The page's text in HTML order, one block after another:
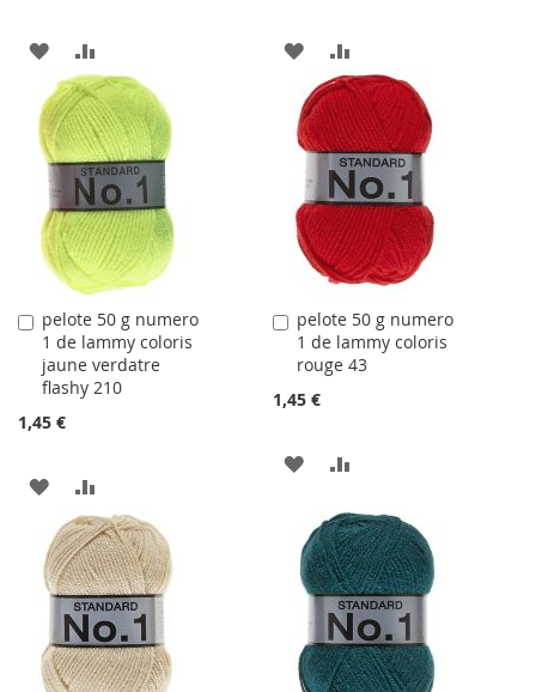
AJOUTER
À
LA
LISTE
D'ACHATS
AU
COMPARATEUR
AJOUTER
À
LA
LISTE
D'ACHATS
AU
COMPARATEUR
pelote 50 g numero
1 de lammy coloris
jaune verdatre
flashy 210
1,45 €
Ajouter
au
panier
AJOUTER
À
LA
LISTE
D'ACHATS
AU
COMPARATEUR
pelote 50 g numero
1 de lammy coloris
rouge 43
1,45 €
Ajouter
au
panier
AJOUTER
LA
LISTE
D'ACHATS
COMPARATEUR